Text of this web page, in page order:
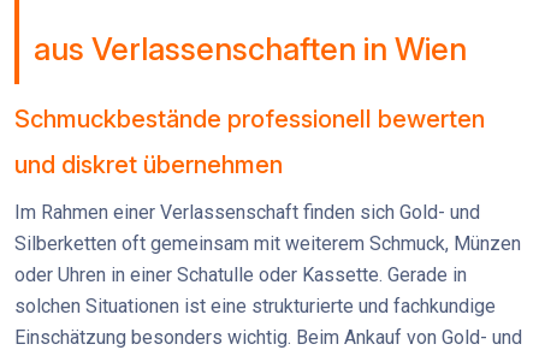
aus Verlassenschaften in Wien
Schmuckbestände professionell bewerten
und diskret übernehmen
Im Rahmen einer Verlassenschaft finden sich Gold- und
Silberketten oft gemeinsam mit weiterem Schmuck, Münzen
oder Uhren in einer Schatulle oder Kassette. Gerade in
solchen Situationen ist eine strukturierte und fachkundige
Einschätzung besonders wichtig. Beim Ankauf von Gold- und